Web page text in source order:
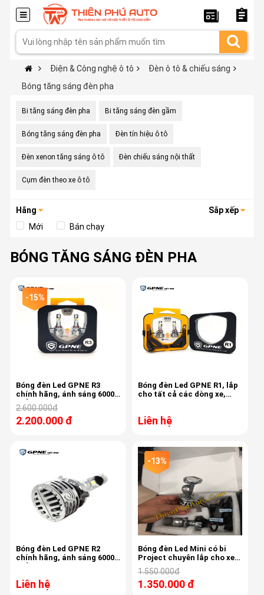
Điện & Công nghệ ô tô
Đèn ô tô & chiếu sáng
Bóng tăng sáng đèn pha
Bi tăng sáng đèn pha Bi tăng sáng đèn gầm
Bóng tăng sáng đèn pha Đèn tín hiệu ô tô
Đèn xenon tăng sáng ô tô Đèn chiếu sáng nội thất
Cụm đèn theo xe ô tô
Hãng
Sắp xếp
Mới
Bán chạy
BÓNG TĂNG SÁNG ĐÈN PHA
-15%
Bóng đèn Led GPNE R3
chính hãng, ánh sáng 6000k
, bảo hành 3 năm
2.600.000đ
2.200.000 đ
Bóng đèn Led GPNE R1, lắp
cho tất cả các dòng xe,
Liên hệ
Bóng đèn Led GPNE R2
chính hãng, ánh sáng 6000k
Liên hệ
-13%
Bóng đèn Led Mini có bi
Project chuyên lắp cho xe
bóng H4 pha cos chung
nhau
1.550.000đ
1.350.000 đ